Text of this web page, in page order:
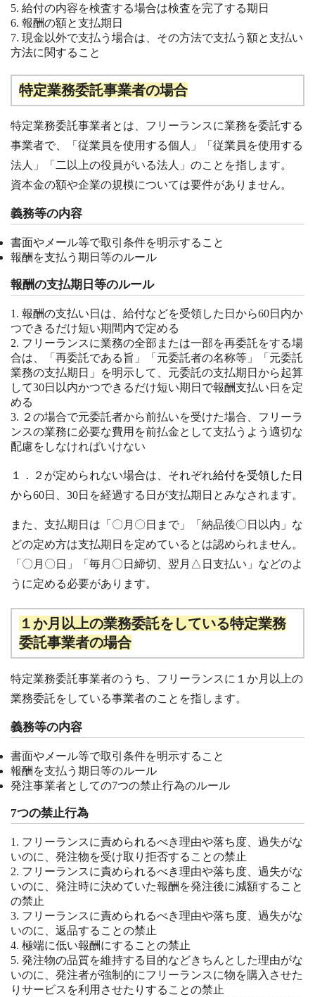
給付の内容を検査する場合は検査を完了する期日
報酬の額と支払期日
現金以外で支払う場合は、その方法で支払う額と支払い
方法に関すること
特定業務委託事業者の場合
特定業務委託事業者とは、フリーランスに業務を委託する
事業者で、「従業員を使用する個人」「従業員を使用する
法人」「二以上の役員がいる法人」のことを指します。
資本金の額や企業の規模については要件がありません。
義務等の内容
書面やメール等で取引条件を明示すること
報酬を支払う期日等のルール
報酬の支払期日等のルール
報酬の支払い日は、給付などを受領した日から60日内か
つできるだけ短い期間内で定める
フリーランスに業務の全部または一部を再委託をする場
合は、「再委託である旨」「元委託者の名称等」「元委託
業務の支払期日」を明示して、元委託の支払期日から起算
して30日以内かつできるだけ短い期日で報酬支払い日を定
める
２の場合で元委託者から前払いを受けた場合、フリーラ
ンスの業務に必要な費用を前払金として支払うよう適切な
配慮をしなければいけない
１．２が定められない場合は、それぞれ給付を受領した日
から60日、30日を経過する日が支払期日とみなされます。
また、支払期日は「〇月〇日まで」「納品後〇日以内」な
どの定め方は支払期日を定めているとは認められません。
「〇月〇日」「毎月〇日締切、翌月△日支払い」などのよ
うに定める必要があります。
１か月以上の業務委託をしている特定業務
委託事業者の場合
特定業務委託事業者のうち、フリーランスに１か月以上の
業務委託をしている事業者のことを指します。
義務等の内容
書面やメール等で取引条件を明示すること
報酬を支払う期日等のルール
発注事業者としての7つの禁止行為のルール
7つの禁止行為
フリーランスに責められるべき理由や落ち度、過失がな
いのに、発注物を受け取り拒否することの禁止
フリーランスに責められるべき理由や落ち度、過失がな
いのに、発注時に決めていた報酬を発注後に減額すること
の禁止
フリーランスに責められるべき理由や落ち度、過失がな
いのに、返品することの禁止
極端に低い報酬にすることの禁止
発注物の品質を維持する目的などきちんとした理由がな
いのに、発注者が強制的にフリーランスに物を購入させた
りサービスを利用させたりすることの禁止